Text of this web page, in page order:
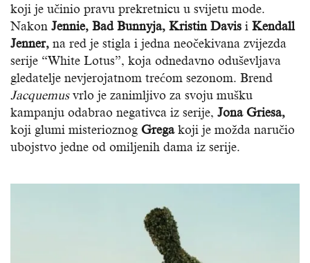
koji je učinio pravu prekretnicu u svijetu mode.
Nakon Jennie, Bad Bunnyja, Kristin Davis i Kendall
Jenner, na red je stigla i jedna neočekivana zvijezda
serije “White Lotus”, koja odnedavno oduševljava
gledatelje nevjerojatnom trećom sezonom. Brend
Jacquemusvrlo je zanimljivo za svoju mušku
kampanju odabrao negativca iz serije, Jona Griesa,
koji glumi misterioznog Gregakoji je možda naručio
ubojstvo jedne od omiljenih dama iz serije.